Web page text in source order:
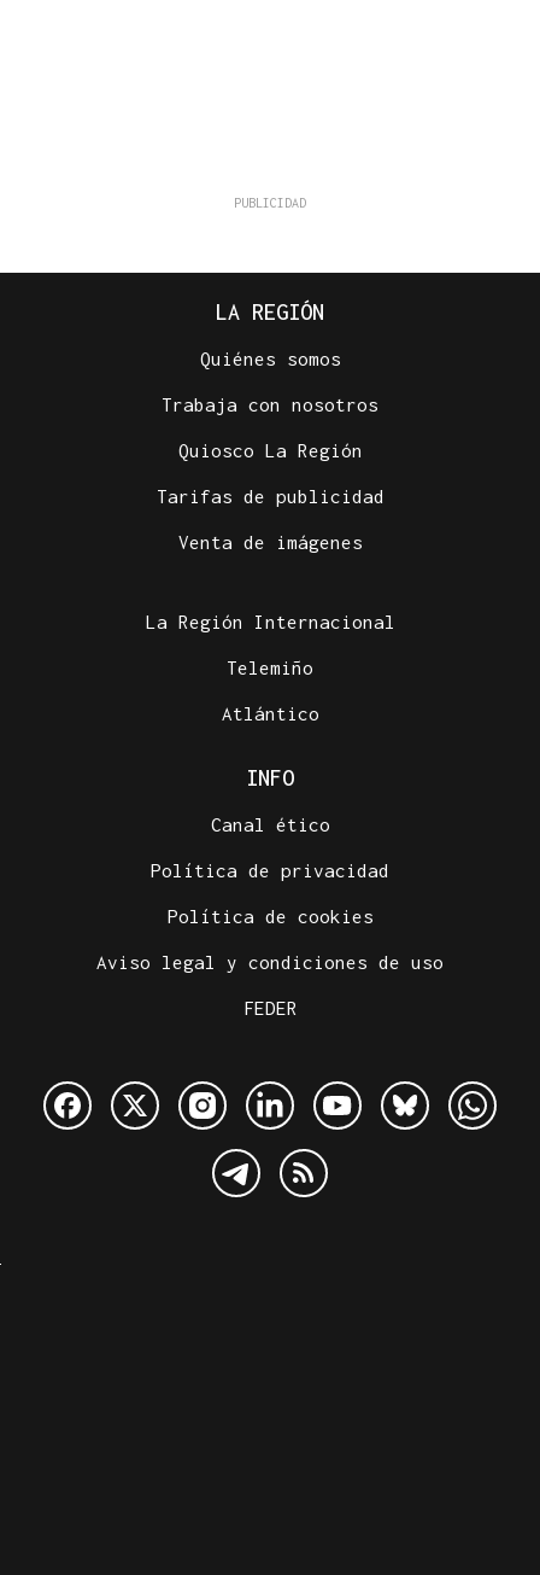
LA REGIÓN
Quiénes somos
Trabaja con nosotros
Quiosco La Región
Tarifas de publicidad
Venta de imágenes
La Región Internacional
Telemiño
Atlántico
INFO
Canal ético
Política de privacidad
Política de cookies
Aviso legal y condiciones de uso
FEDER